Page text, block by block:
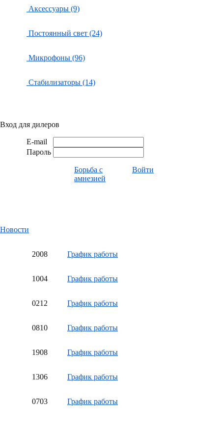
Аксессуары (9)
Постоянный свет (24)
Микрофоны (96)
Стабилизаторы (14)
Вход для дилеров
E-mail
Пароль
Борьба с
амнезией
Войти
Новости
2008 График работы
1004 График работы
0212 График работы
0810 График работы
1908 График работы
1306 График работы
0703 График работы